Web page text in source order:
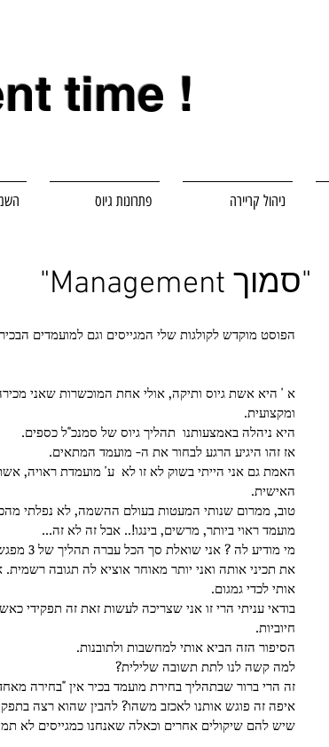
פתרונות גיוס ניהול קריירה
time !
"סמוך Management"
הפוסט מוקדש לקולגות שלי המגייסים וגם למועמדים
א ' היא אשת גיוס ותיקה, אולי אחת המוכשרות שאני מכירה
ומקצועית.
היא ניהלה באמצעותנו  תהליך גיוס של סמנכ"ל כספים.
אז זהו היגיע הרגע לבחור את ה- מועמד המתאים.
האמת גם אני הייתי בשוק לא זו לא  ע' מועמדת ראויה,
האישית.
טוב, ממרום שנותי המעטות בעולם ההשמה, לא נפלתי
מועמד ראוי ביותר, מרשים, בינגו!.. אבל זה לא זה...
מי מודיע לה ? אני שואלת סך הכל עברה תהליך של 3 מפגשים וראיונות.
את תכיני אותה ואני יותר מאוחר אוציא לה תגובה
אותי לכדי גמגום.
בודאי עניתי הרי זו אני שצריכה לעשות זאת זה תפקידי
חיוביות.
הסיפור הזה הביא אותי למחשבות ולתובנות.
למה קשה לנו לתת תשובה שלילית?
זה הרי ברור שבתהליך בחירת מועמד בכיר אין "בחירה
איפה זה פוגש אותנו לאכזב משהו? להבין שהוא רצה
שיש להם שיקולים אחרים וכאלה שאנחנו כמגייסים לא